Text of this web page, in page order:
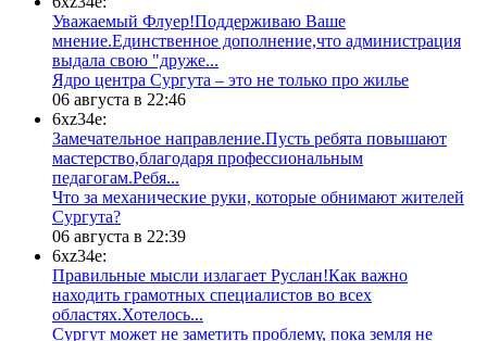
Уважаемый Флуер!Поддерживаю Ваше
мнение.Единственное дополнение,что администрация
выдала свою "друже...
​Ядро центра Сургута ‒ это не только про жилье
06 августа в 22:46
6xz34e:
Замечательное направление.Пусть ребята повышают
мастерство,благодаря профессиональным
педагогам.Ребя...
​Что за механические руки, которые обнимают жителей
Сургута?
06 августа в 22:39
6xz34e:
Правильные мысли излагает Руслан!Как важно
находить грамотных специалистов во всех
областях.Хотелось...
Сургут может не заметить проблему, пока земля не